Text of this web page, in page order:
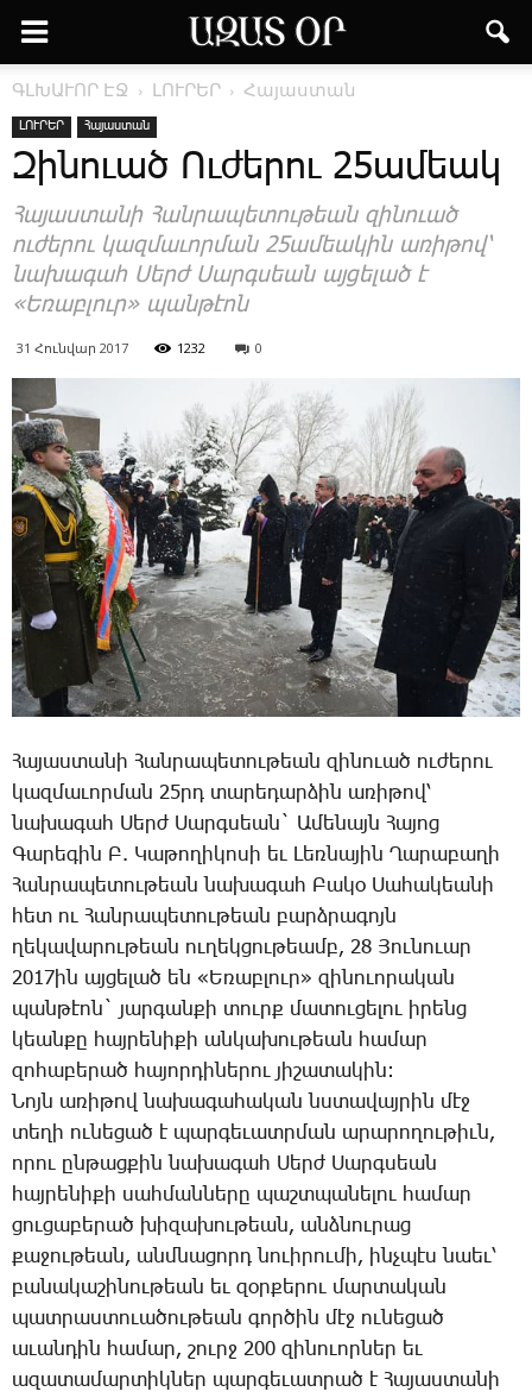
ԳԼԽԱՒՈՐ ԷՋ ԼՈՒՐԵՐ Հայաստան
ԼՈՒՐԵՐ Հայաստան
Զի­նո­ւած Ու­ժե­րու 25ա­մեա­կ
­Հա­յաս­տա­նի ­Հան­րա­պե­տու­թեան զի­նո­ւած
ու­ժե­րու կազ­մա­ւոր­ման 25ա­մեա­կին ա­ռի­թով՝
նա­խա­գահ ­Սերժ ­Սարգ­սեան այ­ցե­լած է
«Ե­ռաբ­լուր» պան­թէոն
31 Հունվար 2017 1232 0
­Հա­յաս­տա­նի ­Հան­րա­պե­տու­թեան զի­նո­ւած ու­ժե­րու
կազ­մա­ւոր­ման 25րդ ­տա­րե­դար­ձին ա­ռի­թով՝
նա­խա­գահ ­Սերժ ­Սարգ­սեան` Ա­մե­նայն ­Հա­յոց
­Գա­րե­գին Բ. ­Կա­թո­ղի­կո­սի եւ ­Լեռ­նա­յին ­Ղա­րա­բա­ղի
­Հան­րա­պե­տու­թեան նա­խա­գահ ­Բա­կօ ­Սա­հա­կեա­նի
հետ ու ­Հան­րա­պե­տու­թեան բարձ­րա­գոյն
ղե­կա­վա­րու­թեան ու­ղեկ­ցու­թեամբ, 28 ­Յու­նո­ւար
2017ին այ­ցե­լած են «Ե­ռաբ­լուր» զի­նո­ւո­րա­կան
պան­թէոն` յար­գան­քի տուրք մա­տու­ցե­լու ի­րենց
կեան­քը հայ­րե­նի­քի ան­կա­խու­թեան հա­մար
զո­հա­բե­րած հա­յոր­դի­նե­րու յի­շա­տա­կին:
­Նոյն ա­ռի­թով նա­խա­գա­հա­կան նստա­վայ­րին մէջ
տե­ղի ու­նե­ցած է պար­գե­ւատր­ման ա­րա­րո­ղու­թիւն,
ո­րու ըն­թաց­քին նա­խա­գահ ­Սերժ ­Սարգսեան
հայ­րե­նի­քի սահ­ման­նե­րը պաշտ­պա­նե­լու հա­մար
ցու­ցա­բե­րած խի­զա­խու­թեան, անձ­նու­րաց
քա­ջու­թեան, անմ­նա­ցորդ նո­ւի­րու­մի, ինչ­պէս նաեւ՝
բա­նա­կա­շի­նու­թեան եւ զօր­քե­րու մար­տա­կան
պատ­րաս­տո­ւա­ծու­թեան գոր­ծին մէջ ու­նե­ցած
ա­ւան­դին հա­մար, շուրջ 200 զի­նո­ւոր­ներ եւ
ա­զա­տա­մար­տիկ­ներ պար­գե­ւատ­րած է ­Հա­յաս­տա­նի